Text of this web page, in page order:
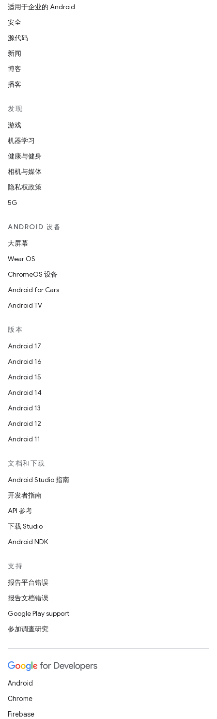
适用于企业的 Android
安全
源代码
新闻
博客
播客
发现
游戏
机器学习
健康与健身
相机与媒体
隐私权政策
5G
ANDROID 设备
大屏幕
Wear OS
ChromeOS 设备
Android for Cars
Android TV
版本
Android 17
Android 16
Android 15
Android 14
Android 13
Android 12
Android 11
文档和下载
Android Studio 指南
开发者指南
API 参考
下载 Studio
Android NDK
支持
报告平台错误
报告文档错误
Google Play support
参加调查研究
Android
Chrome
Firebase